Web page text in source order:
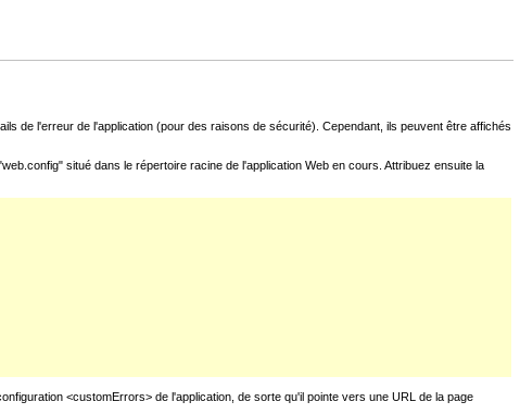
de l'erreur de l'application (pour des raisons de sécurité). Cependant, ils peuvent être affichés
situé dans le répertoire racine de l'application Web en cours. Attribuez ensuite la
<customErrors> de l'application, de sorte qu'il pointe vers une URL de la page